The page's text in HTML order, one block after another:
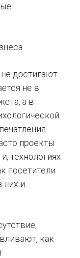
достигают
не в
а в
проекты
технологиях
посетители
них и
как